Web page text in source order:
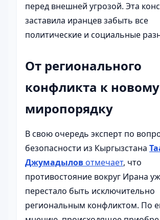
перед внешней угрозой. Эта
заставила иранцев забыть все
политические и социальные
От регионального
конфликта к новому
миропорядку
В свою очередь эксперт по
безопасности из Кыргызстана
Джумадылов отмечает, что
противостояние вокруг Ирана
перестало быть исключительно
региональным конфликтом. По